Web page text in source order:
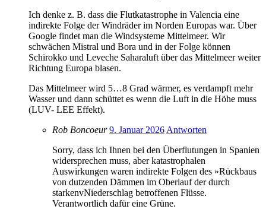
Ich denke z. B. dass die Flutkatastrophe in Valencia eine
indirekte Folge der Windräder im Norden Europas war. Über
Google findet man die Windsysteme Mittelmeer. Wir
schwächen Mistral und Bora und in der Folge können
Schirokko und Leveche Saharaluft über das Mittelmeer weiter
Richtung Europa blasen.
Das Mittelmeer wird 5…8 Grad wärmer, es verdampft mehr
Wasser und dann schüttet es wenn die Luft in die Höhe muss
(LUV- LEE Effekt).
Rob Boncoeur 9. Januar 2026 Antworten
Sorry, dass ich Ihnen bei den Überflutungen in Spanien
widersprechen muss, aber katastrophalen
Auswirkungen waren indirekte Folgen des »Rückbaus
von dutzenden Dämmen im Oberlauf der durch
starkenvNiederschlag betroffenen Flüsse.
Verantwortlich dafür eine Grüne.